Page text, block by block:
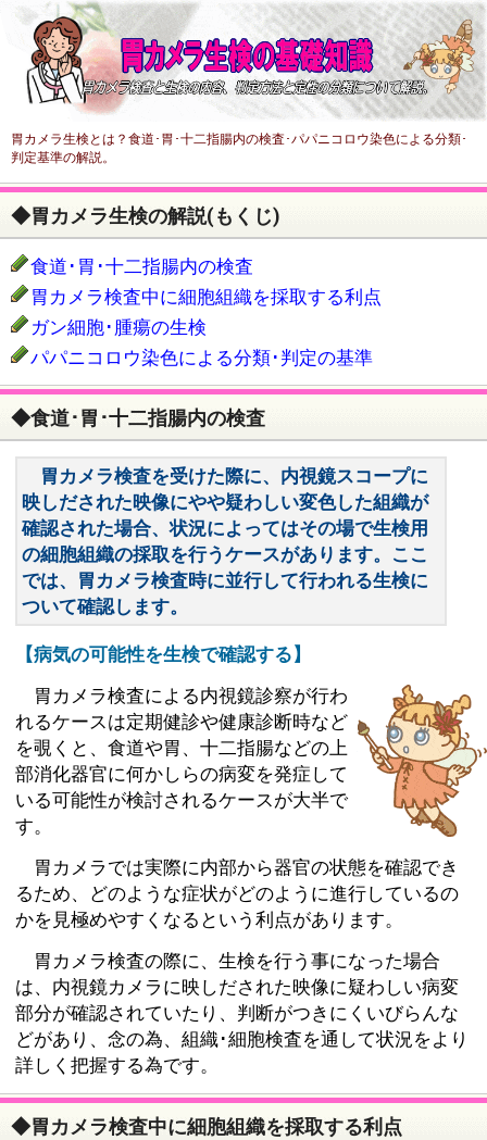
胃カメラ生検とは？食道･胃･十二指腸内の検査･パパニコロウ染色による分類･
判定基準の解説。
◆胃カメラ生検の解説(もくじ)
食道･胃･十二指腸内の検査
胃カメラ検査中に細胞組織を採取する利点
ガン細胞･腫瘍の生検
パパニコロウ染色による分類･判定の基準
◆食道･胃･十二指腸内の検査
胃カメラ検査を受けた際に、内視鏡スコープに
映しだされた映像にやや疑わしい変色した組織が
確認された場合、状況によってはその場で生検用
の細胞組織の採取を行うケースがあります。ここ
では、胃カメラ検査時に並行して行われる生検に
ついて確認します。
【病気の可能性を生検で確認する】
胃カメラ検査による内視鏡診察が行わ
れるケースは定期健診や健康診断時など
を覗くと、食道や胃、十二指腸などの上
部消化器官に何かしらの病変を発症して
いる可能性が検討されるケースが大半で
す。
胃カメラでは実際に内部から器官の状態を確認でき
るため、どのような症状がどのように進行しているの
かを見極めやすくなるという利点があります。
胃カメラ検査の際に、生検を行う事になった場合
は、内視鏡カメラに映しだされた映像に疑わしい病変
部分が確認されていたり、判断がつきにくいびらんな
どがあり、念の為、組織･細胞検査を通して状況をより
詳しく把握する為です。
◆胃カメラ検査中に細胞組織を採取する利点